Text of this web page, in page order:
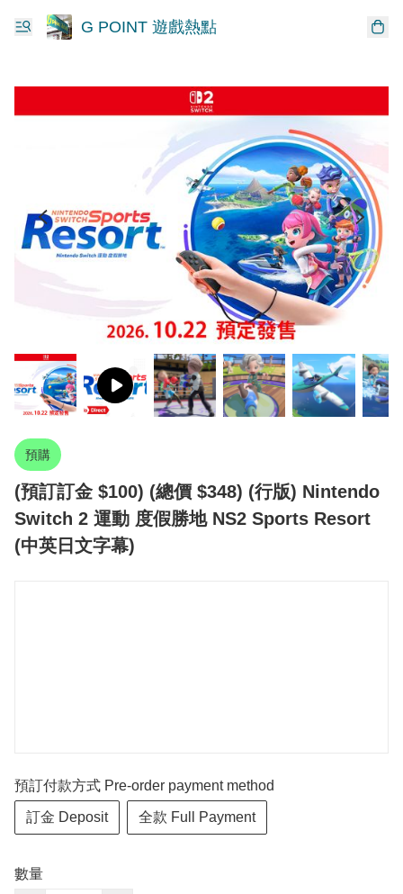
G POINT 遊戲熱點
預購
(預訂訂金 $100) (總價 $348) (行版) Nintendo
Switch 2 運動 度假勝地 NS2 Sports Resort
(中英日文字幕)
預訂付款方式 Pre-order payment method
訂金 Deposit 全款 Full Payment
數量